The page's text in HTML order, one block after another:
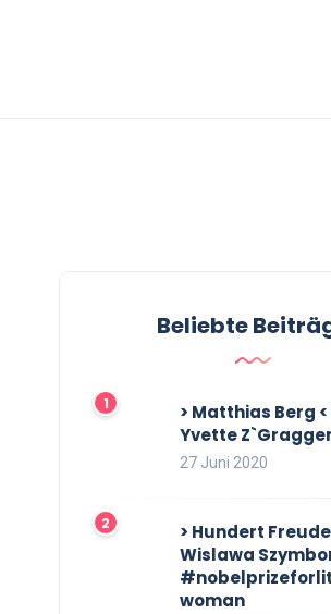
Beliebte
> Matthias Berg
Yvette
27 Juni 2020
> Hundert
Wislawa
woman